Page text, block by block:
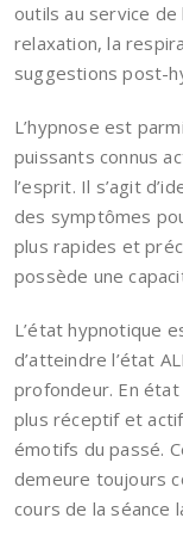
outils au service de
relaxation, la
suggestions post-
L’hypnose est
puissants connus
l’esprit. Il s’agit
des symptômes
plus rapides et
possède une
L’état hypnotique
d’atteindre l’état
profondeur. En état
plus réceptif et
émotifs du passé.
demeure toujours
cours de la séance